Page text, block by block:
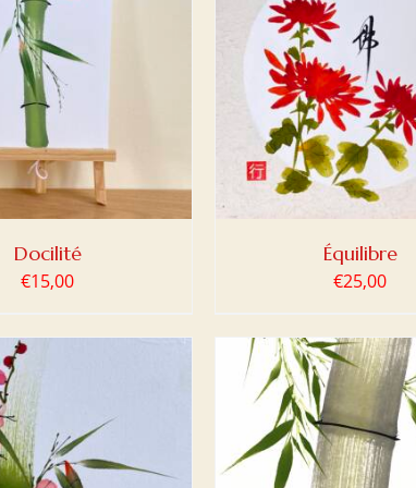
Docilité
€15,00
AU PANIER
Équilibre
€25,00